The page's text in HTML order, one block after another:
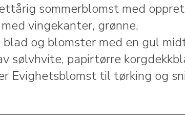
sommerblomst med
vingekanter, grønne,
og blomster med en gul
sølvhvite, papirtørre
Evighetsblomst til tørking og